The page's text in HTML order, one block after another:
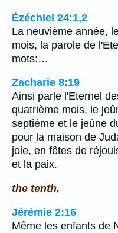
Ézéchiel 24:1,2
La neuvième année,
mois, la parole de
mots:…
Zacharie 8:19
Ainsi parle l'Eternel
quatrième mois, le
septième et le jeûne
pour la maison de
joie, en fêtes de
et la paix.
the tenth.
Jérémie 2:16
Même les enfants de